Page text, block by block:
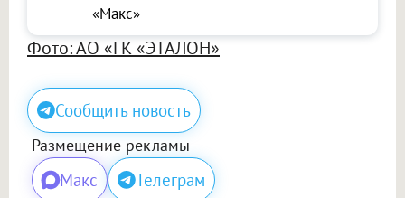
«Макс»
Фото: АО «ГК «ЭТАЛОН»
Сообщить новость
Размещение рекламы
Макс Телеграм